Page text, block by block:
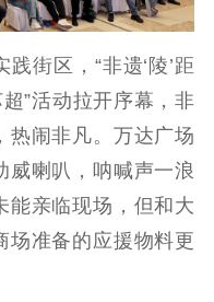
街区，“非遗‘陵’距
”活动拉开序幕，非
热闹非凡。万达广场
威喇叭，呐喊声一浪
能亲临现场，但和大
场准备的应援物料更